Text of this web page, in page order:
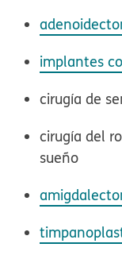
implantes
cirugía de
cirugía del
sueño